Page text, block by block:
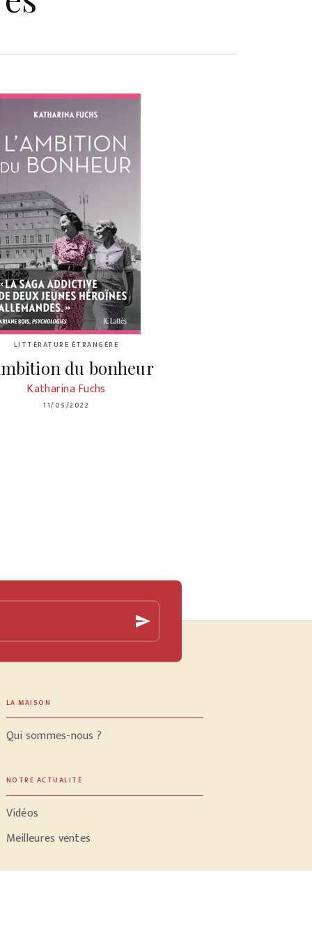
LITTÉRATURE ÉTRANGÈRE
du bonheur
Katharina Fuchs
11/05/2022
send
LA MAISON
Qui sommes-nous ?
NOTRE ACTUALITÉ
Vidéos
Meilleures ventes